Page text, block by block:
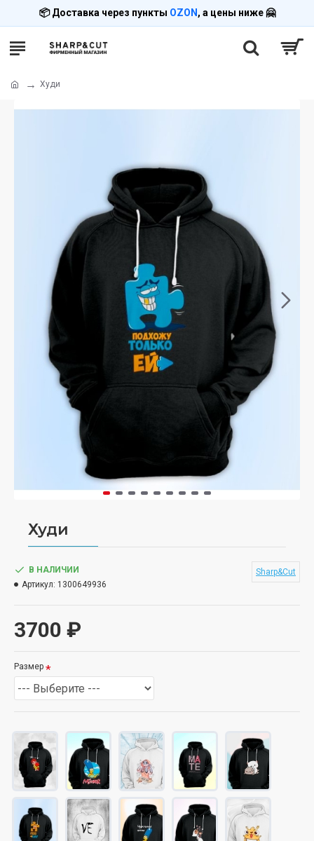
📦 Доставка через пункты OZON , а цены ниже 🤗
Худи
Худи
3700 ₽
В НАЛИЧИИ
Артикул: 1300649936
Sharp&Cut
Размер